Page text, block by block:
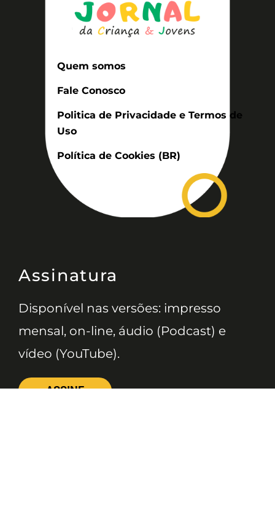
Quem somos
Fale Conosco
Politica de Privacidade e Termos de
Uso
Política de Cookies (BR)
Assinatura
Disponível nas versões: impresso
mensal, on-line, áudio (Podcast) e
vídeo (YouTube).
ASSINE